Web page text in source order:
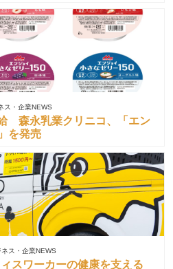
ス・企業NEWS
森永乳業クリニコ、「エン
を発売
ス・企業NEWS
スワーカーの健康を支える